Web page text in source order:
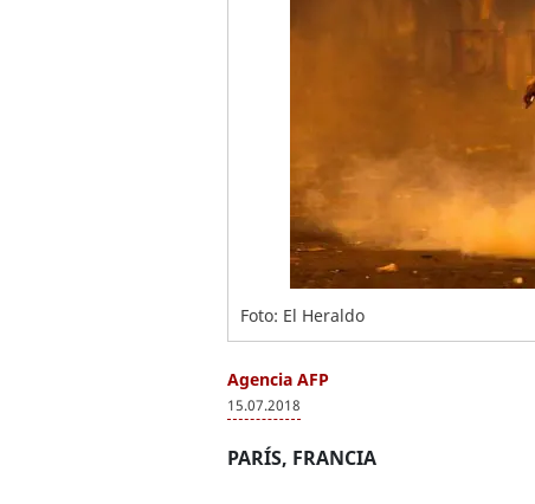
Foto: El Heraldo
Agencia AFP
15.07.2018
PARÍS, FRANCIA